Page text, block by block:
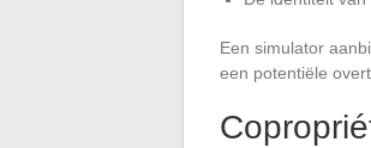
Een simulator
een potentiële